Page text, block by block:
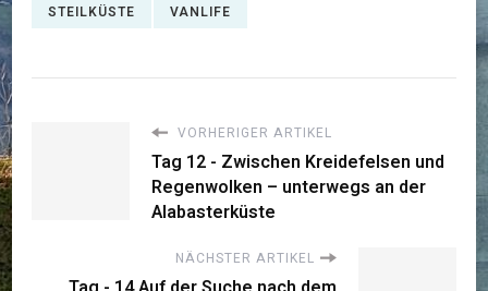
STEILKÜSTE
VANLIFE
VORHERIGER ARTIKEL
Tag 12 - Zwischen Kreidefelsen und
Regenwolken – unterwegs an der
Alabasterküste
NÄCHSTER ARTIKEL